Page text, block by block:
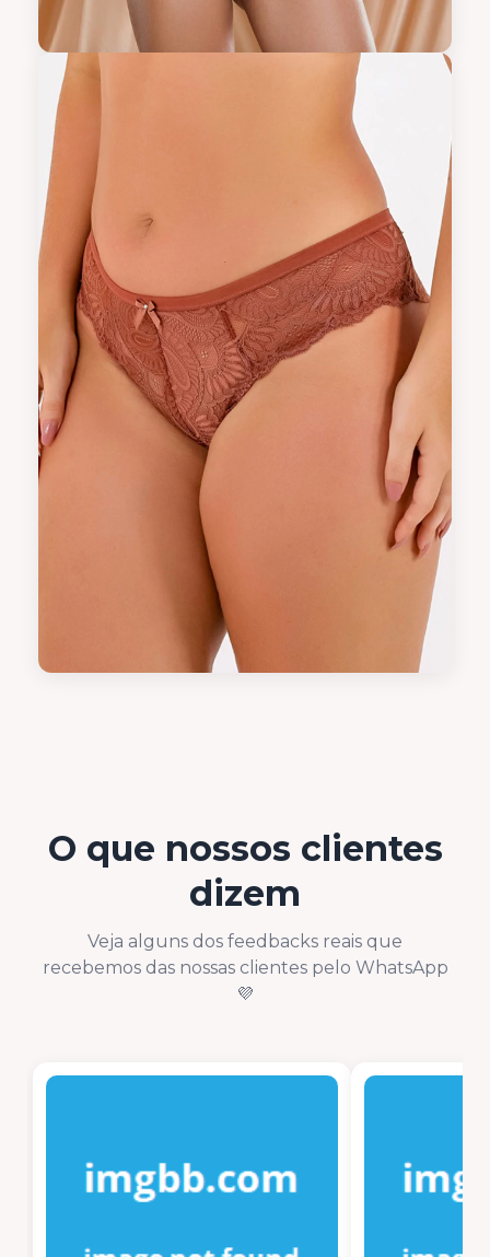
O que nossos clientes
dizem
Veja alguns dos feedbacks reais que
recebemos das nossas clientes pelo WhatsApp
💜